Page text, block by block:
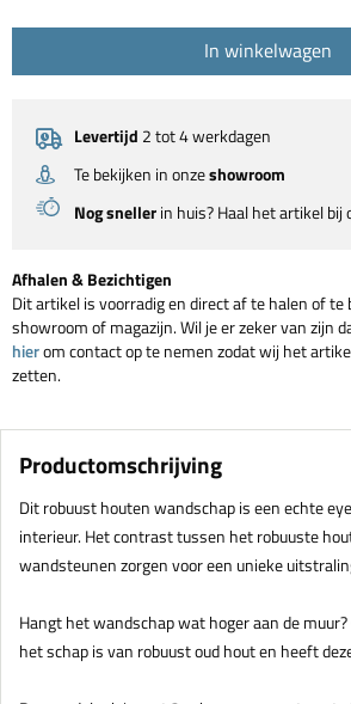
In winkelwagen
Levertijd 2 tot 4 werkdagen
Te bekijken in onzeshowroom
Nog snellerin huis? Haal het artikel bij
Afhalen & Bezichtigen
Dit artikel is voorradig en direct af te halen of te
showroom of magazijn. Wil je er zeker van zijn
hierom contact op te nemen zodat wij het
zetten.
Productomschrijving
Dit robuust houten wandschap is een echte
interieur. Het contrast tussen het robuuste
wandsteunen zorgen voor een unieke
Hangt het wandschap wat hoger aan de
het schap is van robuust oud hout en heeft